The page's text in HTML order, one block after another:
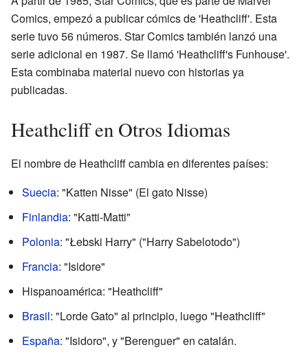
Comics, empezó a publicar cómics de 'Heathcliff'. Esta
serie tuvo 56 números. Star Comics también lanzó una
serie adicional en 1987. Se llamó 'Heathcliff's Funhouse'.
Esta combinaba material nuevo con historias ya
publicadas.
Heathcliff en Otros Idiomas
El nombre de Heathcliff cambia en diferentes países:
Suecia: "Katten Nisse" (El gato Nisse)
Finlandia: "Katti-Matti"
Polonia: "Łebski Harry" ("Harry Sabelotodo")
Francia: "Isidore"
Hispanoamérica: "Heathcliff"
Brasil: "Lorde Gato" al principio, luego "Heathcliff"
España: "Isidoro", y "Berenguer" en catalán.